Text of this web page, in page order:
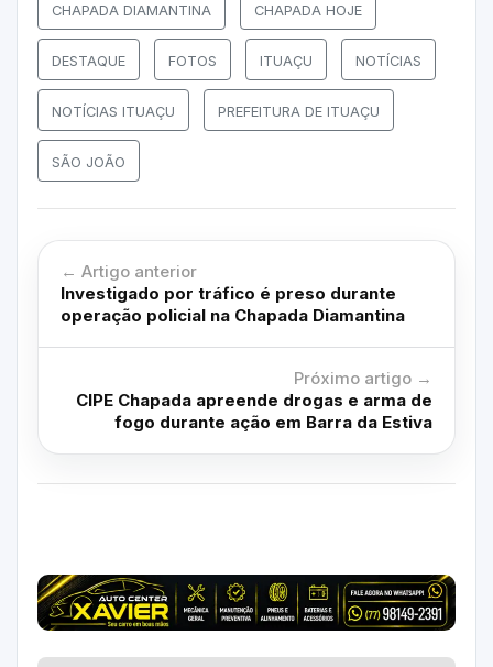
CHAPADA DIAMANTINA CHAPADA HOJE
DESTAQUE FOTOS ITUAÇU NOTÍCIAS
NOTÍCIAS ITUAÇU PREFEITURA DE ITUAÇU
SÃO JOÃO
← Artigo anterior
Investigado por tráfico é preso durante
operação policial na Chapada Diamantina
Próximo artigo →
CIPE Chapada apreende drogas e arma de
fogo durante ação em Barra da Estiva